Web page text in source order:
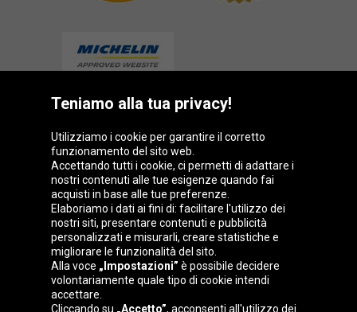
Gruppo Oponeo
Belgique
Česká
republika
Deutschland
España France Magyarország Nederland
Teniamo alla tua privacy!
Utilizziamo i cookie per garantire il corretto
funzionamento del sito web.
Accettando tutti i cookie, ci permetti di adattare i
nostri contenuti alle tue esigenze quando fai
acquisti in base alle tue preferenze.
Elaboriamo i dati ai fini di: facilitare l'utilizzo dei
nostri siti, presentare contenuti e pubblicità
personalizzati e misurarli, creare statistiche e
migliorare le funzionalità del sito.
Alla voce „Impostazioni” è possibile decidere
volontariamente quale tipo di cookie intendi
accettare.
Cliccando su „Accetto”, acconsenti all'utilizzo dei